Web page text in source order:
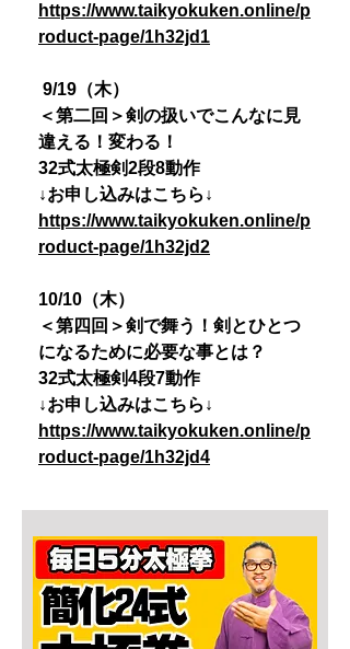
https://www.taikyokuken.online/p
roduct-page/1h32jd1
9/19（木）
＜第二回＞剣の扱いでこんなに見
違える！変わる！
32式太極剣2段8動作
↓お申し込みはこちら↓
https://www.taikyokuken.online/p
roduct-page/1h32jd2
10/10（木）
＜第四回＞剣で舞う！剣とひとつ
になるために必要な事とは？
32式太極剣4段7動作
↓お申し込みはこちら↓
https://www.taikyokuken.online/p
roduct-page/1h32jd4